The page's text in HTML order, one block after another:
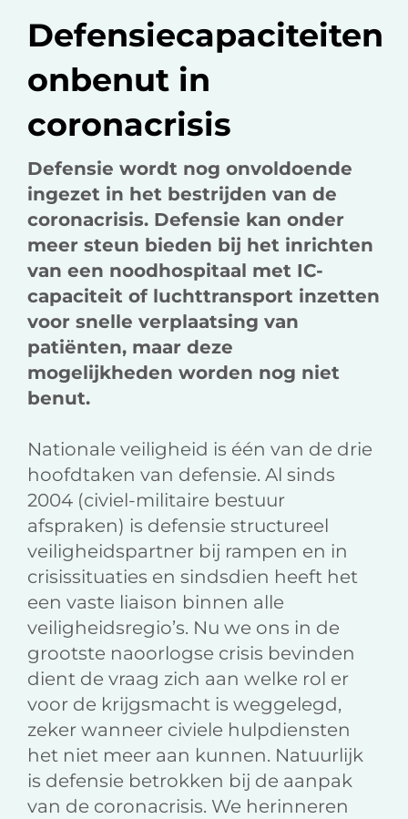
c
n
-
Defensiecapaciteiten
onbenut in
coronacrisis
Defensie wordt nog onvoldoende
ingezet in het bestrijden van de
coronacrisis. Defensie kan onder
meer steun bieden bij het inrichten
van een noodhospitaal met IC-
capaciteit of luchttransport inzetten
voor snelle verplaatsing van
patiënten, maar deze
mogelijkheden worden nog niet
benut.
Nationale veiligheid is één van de drie
hoofdtaken van defensie. Al sinds
2004 (civiel-militaire bestuur
afspraken) is defensie structureel
veiligheidspartner bij rampen en in
crisissituaties en sindsdien heeft het
een vaste liaison binnen alle
veiligheidsregio’s. Nu we ons in de
grootste naoorlogse crisis bevinden
dient de vraag zich aan welke rol er
voor de krijgsmacht is weggelegd,
zeker wanneer civiele hulpdiensten
het niet meer aan kunnen. Natuurlijk
is defensie betrokken bij de aanpak
van de coronacrisis. We herinneren